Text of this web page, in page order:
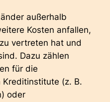
außerhalb
Kosten anfallen,
vertreten hat und
Dazu zählen
für die
(z. B.
oder